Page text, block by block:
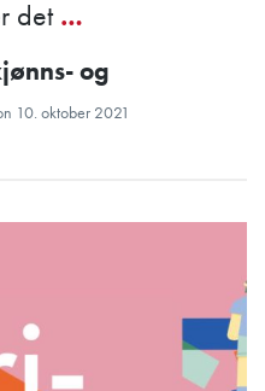
det …
og
10. oktober 2021